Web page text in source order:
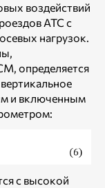
воздействий
АТС с
нагрузок.
определяется
и включенным
с высокой